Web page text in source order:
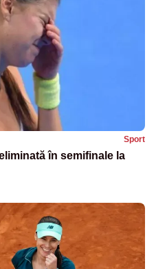
Sport
în semifinale la